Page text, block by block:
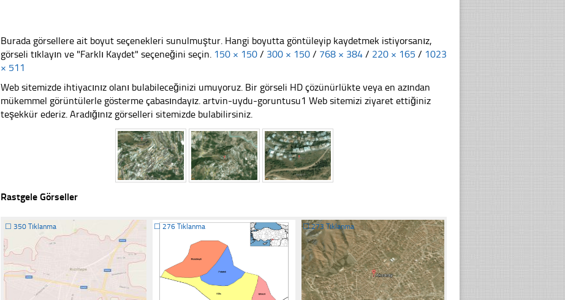
Burada görsellere ait boyut seçenekleri sunulmuştur. Hangi boyutta göntüleyip kaydetmek istiyorsanız,
görseli tıklayın ve "Farklı Kaydet" seçeneğini seçin. 150 × 150 / 300 × 150 / 768 × 384 / 220 × 165 / 1023
× 511
Web sitemizde ihtiyacınız olanı bulabileceğinizi umuyoruz. Bir görseli HD çözünürlükte veya en azından
mükemmel görüntülerle gösterme çabasındayız. artvin-uydu-goruntusu1 Web sitemizi ziyaret ettiğiniz
teşekkür ederiz. Aradığınız görselleri sitemizde bulabilirsiniz.
Rastgele Görseller
☐350 Tıklanma ☐ 276 Tıklanma ☐273 Tıklanma